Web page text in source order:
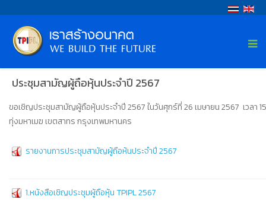
ประชุมสามัญผู้ถือหุ้นประจำปี 2567
ขอเชิญประชุมสามัญผู้ถือหุ้นประจำปี 2567 ในวันศุกร์ที่ 26 เมษายน 2567 เวล
ทุ่งมหาเมฆ เขตสาทร กรุงเทพมหานคร
รายงานการประชุมสามัญผู้ถือห้นประจำปี 2567
1.หนังสือเชิญประชุมผู้ถือหุ้น TPIPL 2567